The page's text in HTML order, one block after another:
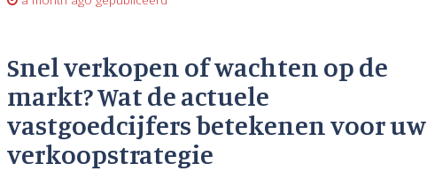
Snel verkopen of wachten op de
markt? Wat de actuele
vastgoedcijfers betekenen voor uw
verkoopstrategie